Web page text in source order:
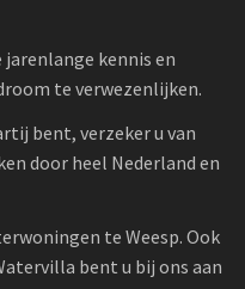
kennis en
te verwezenlijken.
bent, verzeker u van
door heel Nederland en
te Weesp. Ook
bent u bij ons aan